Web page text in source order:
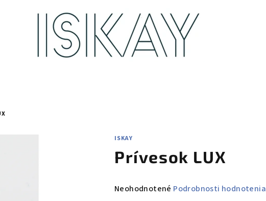
ISKAY
Prívesok LUX
Priemerné
Neohodnotené Podrobnosti hodnotenia